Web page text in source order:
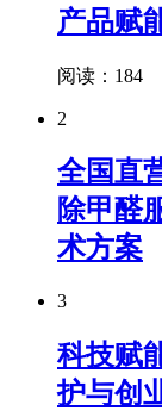
产品赋
阅读：184
2
全国直
除甲醛
术方案
3
科技赋
护与创